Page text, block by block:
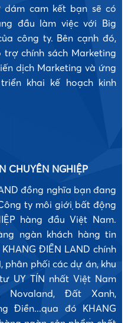
•
cam kết bạn sẽ có
đầu làm việc với Big
công ty. Bên cạnh đó,
chính sách Marketing
dịch Marketing và ứng
khai kế hoạch kinh
CHUYÊN NGHIỆP
đồng nghĩa bạn đang
ty môi giới bất động
hàng đầu Việt Nam.
ngàn khách hàng tin
ĐIỀN LAND chính
phân phối các dự án, khu
UY TÍN nhất Việt Nam
Novaland, Đất Xanh,
Điền...qua đó KHANG